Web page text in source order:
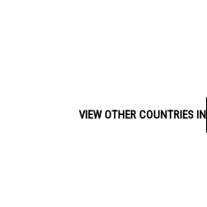
VIEW OTHER COUNTRIES IN